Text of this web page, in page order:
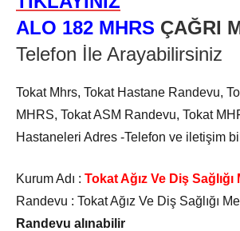
ALO 182 MHRS ÇAĞRI
Telefon İle Arayabilirsiniz
Tokat Mhrs, Tokat Hastane Randevu,
MHRS, Tokat ASM Randevu, Tokat
Hastaneleri Adres -Telefon ve iletişim
Kurum Adı : Tokat Ağız Ve Diş Sağlığı
Randevu : Tokat Ağız Ve Diş Sağlığı
Randevu alınabilir